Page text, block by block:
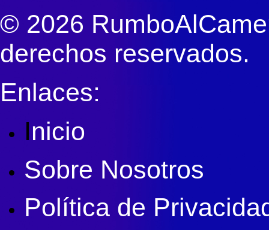
© 2026
derechos reservados.
Enlaces:
Inicio
Sobre Nosotros
Política de